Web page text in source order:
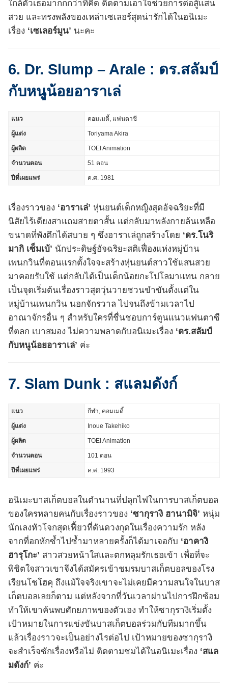
ใกล้ตัวเธอมากกกว่าที่คิด ติดตามเอาใจช่วยการต่อสู้แสน
สวย และทรงพลังของเหล่าเซเลอร์สุดน่ารักได้ในอนิเมะ
เรื่อง ‘เซเลอร์มูน’ นะคะ
6. Dr. Slump – Arale : ดร.สลัมป์
กับหนูน้อยอาราเล่
แนว คอมเมดี้, แฟนตาซี
ผู้แต่ง Toriyama Akira
ผู้ผลิต TOEI Animation
จำนวนตอน 51 ตอน
ปีที่เผยแพร่ ค.ศ. 1981
เรื่องราวของ ‘อาราเล่’ หุ่นยนต์เด็กหญิงสุดอัจฉริยะที่มี
นิสัยไร้เดียงสาแถมสายตาสั้น แต่กลับมาพลังกายล้นเหลือ
ขนาดที่พังตึกได้สบาย ๆ ซึ่งอาราเล่ถูกสร้างโดย ‘ดร.โนริ
มากิ เซ็มเบ้’ นักประดิษฐ์อัจฉริยะสติเฟื่องแห่งหมู่บ้าน
เพนกวินที่ตอนแรกตั้งใจจะสร้างหุ่นยนต์สาวใช้แสนสวย
มาคอยรับใช้ แต่กลับได้เป็นเด็กน้อยกะโปโลมาแทน กลาย
เป็นจุดเริ่มต้นเรื่องราวสุดวุ่นวายชวนขำขันตั้งแต่ใน
หมู่บ้านเพนกวิน นอกจักรวาล ไปจนถึงข้ามเวลาไป
อาณาจักรอื่น ๆ สำหรับใครที่ชื่นชอบการ์ตูนแนวแฟนตาซี
ที่ตลก เบาสมอง ไม่ความพลาดกับอนิเมะเรื่อง ‘ดร.สลัมป์
กับหนูน้อยอาราเล่’ ค่ะ
7. Slam Dunk : สแลมดังก์
แนว กีฬา, คอมเมดี้
ผู้แต่ง Inoue Takehiko
ผู้ผลิต TOEI Animation
จำนวนตอน 101 ตอน
ปีที่เผยแพร่ ค.ศ. 1993
อนิเมะบาสเก็ตบอลในตำนานที่ปลุกไฟในการบาสเก็ตบอล
ของใครหลายคนกับเรื่องราวของ ‘ซากุรางิ ฮานามิจิ’ หนุ่ม
นักเลงหัวโจกสุดเฟี้ยวที่ดันดวงกุดในเรื่องความรัก หลัง
จากที่อกหักซ้ำไปซ้ำมาหลายครั้งก็ได้มาเจอกับ ‘อาคางิ
ฮารุโกะ’ สาวสวยหน้าใสและตกหลุมรักเธอเข้า เพื่อที่จะ
พิชิตใจสาวเขาจึงได้สมัครเข้าชมรมบาสเก็ตบอลของโรง
เรียนโชโฮคุ ถึงแม้ใจจริงเขาจะไม่เคยมีความสนใจในบาส
เก็ตบอลเลยก็ตาม แต่หลังจากที่วันเวลาผ่านไปการฝึกซ้อม
ทำให้เขาค้นพบศักยภาพของตัวเอง ทำให้ซากุรางิเริ่มตั้ง
เป้าหมายในการแข่งขันบาสเก็ตบอลร่วมกับทีมมากขึ้น
แล้วเรื่องราวจะเป็นอย่างไรต่อไป เป้าหมายของซากุรางิ
จะสำเร็จซักเรื่องหรือไม่ ติดตามชมได้ในอนิเมะเรื่อง ‘สแล
มดังก์’ ค่ะ